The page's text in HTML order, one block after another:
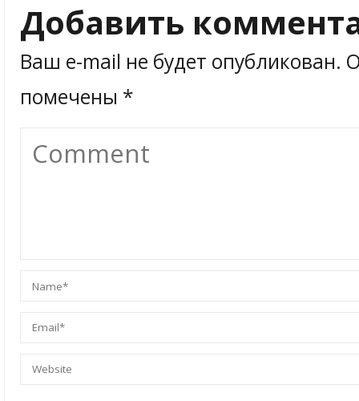
Добавить
Ваш e-mail не будет опубликован.
помечены *